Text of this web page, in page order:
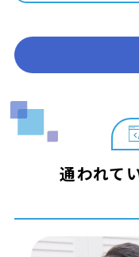
参加費 14,850円
開講日が異なりま
＼＼ プログラミン
／
世界標準の教材「
◆ 置いていかない「
通われて